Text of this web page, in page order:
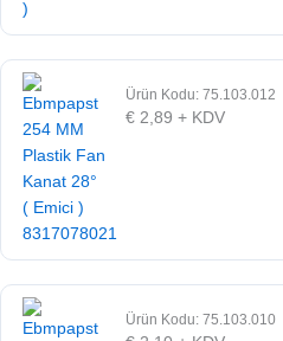
Ürün Kodu: 75.103.012
€ 2,89 + KDV
Ürün Kodu: 75.103.010